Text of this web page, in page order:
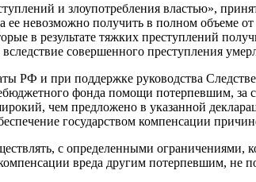
и злоупотрeбления властью»,
невозможно получить в полном объеме
в результате тяжких преступлений
совершенного преступления
РФ и при поддержке руководства
фонда помощи потерпевшим, за
чем предложено в указанной
государством компенсации
с определенными
компенсации вреда другим потерпевшим,